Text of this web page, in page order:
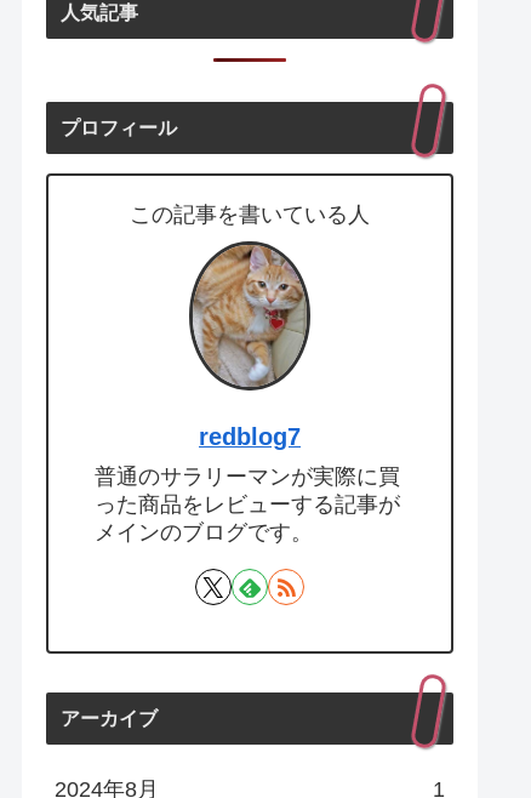
人気記事
プロフィール
この記事を書いている人
redblog7
普通のサラリーマンが実際に買
った商品をレビューする記事が
メインのブログです。
アーカイブ
2024年8月 1